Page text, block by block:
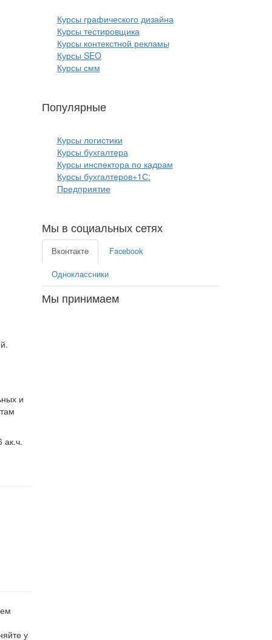
и
у
Курсы графического дизайна
Курсы тестировщика
Курсы контекстной рекламы
Курсы SEO
Курсы смм
Популярные
Курсы логистики
Курсы бухгалтера
Курсы инспектора по кадрам
Курсы бухгалтеров+1С:
Предприятие
Мы в социальных сетях
Вконтакте Facebook
Одноклассники
Мы принимаем